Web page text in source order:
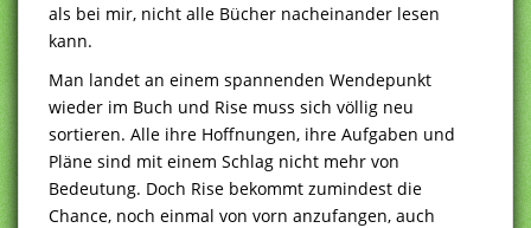
als bei mir, nicht alle Bücher nacheinander lesen
kann.
Man landet an einem spannenden Wendepunkt
wieder im Buch und Rise muss sich völlig neu
sortieren. Alle ihre Hoffnungen, ihre Aufgaben und
Pläne sind mit einem Schlag nicht mehr von
Bedeutung. Doch Rise bekommt zumindest die
Chance, noch einmal von vorn anzufangen, auch